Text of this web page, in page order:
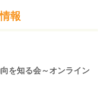
報
を知る会～オンライン